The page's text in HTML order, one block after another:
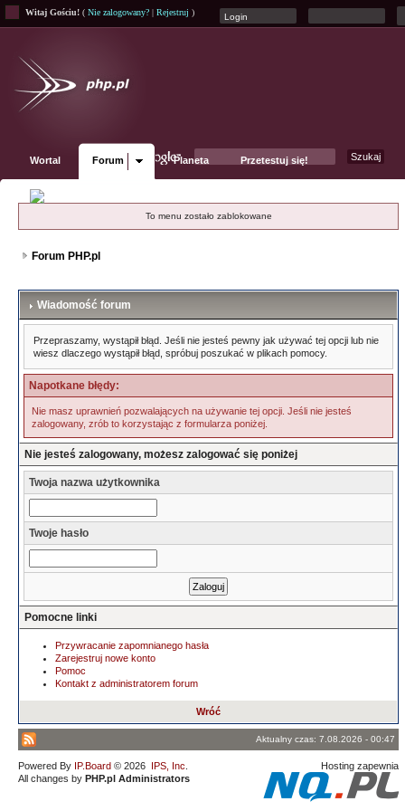
Witaj Gościu! ( Nie zalogowany? | Rejestruj )
Wortal Forum Planeta Przetestuj się!
To menu zostało zablokowane
Forum PHP.pl
Wiadomość forum
Przepraszamy, wystąpił błąd. Jeśli nie jesteś pewny jak używać tej opcji lub nie
wiesz dlaczego wystąpił błąd, spróbuj poszukać w plikach pomocy.
Napotkane błędy:
Nie masz uprawnień pozwalających na używanie tej opcji. Jeśli nie jesteś
zalogowany, zrób to korzystając z formularza poniżej.
Nie jesteś zalogowany, możesz zalogować się poniżej
Twoja nazwa użytkownika
Twoje hasło
Pomocne linki
Przywracanie zapomnianego hasła
Zarejestruj nowe konto
Pomoc
Kontakt z administratorem forum
Wróć
Aktualny czas: 7.08.2026 - 00:47
Powered By IP.Board © 2026 IPS, Inc
All changes by PHP.pl Administrators
Hosting zapewnia